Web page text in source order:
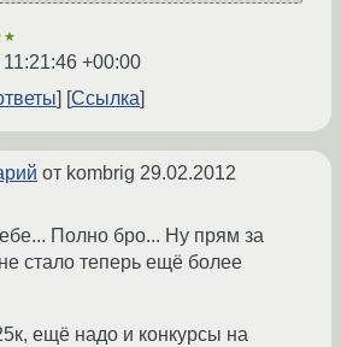
+00:00
Ссылка
от kombrig 29.02.2012
Полно бро... Ну прям за
стало теперь ещё более
ещё надо и конкурсы на